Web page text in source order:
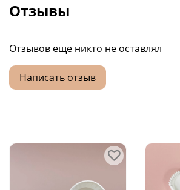
Отзывы
Отзывов еще никто не оставлял
Написать отзыв